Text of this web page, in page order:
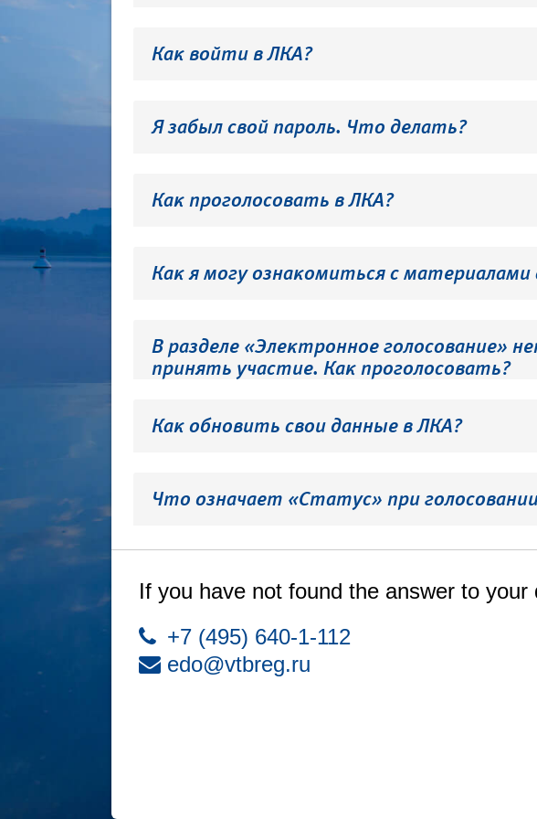
Как войти в ЛКА?
Я забыл свой пароль. Что делать?
Как проголосовать в ЛКА?
Как я могу ознакомиться с материалами
В разделе «Электронное голосование»
принять участие. Как проголосовать?
Как обновить свои данные в ЛКА?
Что означает «Статус» при
If you have not found the answer to
+7 (495) 640-1-112
edo@vtbreg.ru